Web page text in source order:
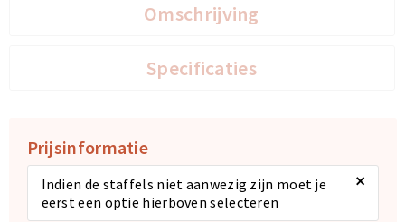
Omschrijving
Specificaties
Prijsinformatie
Indien de staffels niet aanwezig zijn moet je
eerst een optie hierboven selecteren
×